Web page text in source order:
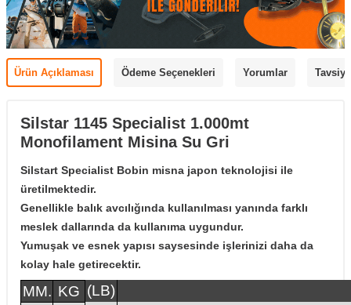
Ürün Açıklaması Ödeme Seçenekleri Yorumlar
Silstar 1145 Specialist 1.000mt
Monofilament Misina Su Gri
Silstart Specialist Bobin misna japon teknolojisi ile
üretilmektedir.
Genellikle balık avcılığında kullanılması yanında farklı
meslek dallarında da kullanıma uygundur.
Yumuşak ve esnek yapısı saysesinde işlerinizi daha da
kolay hale getirecektir.
MM. KG (LB)